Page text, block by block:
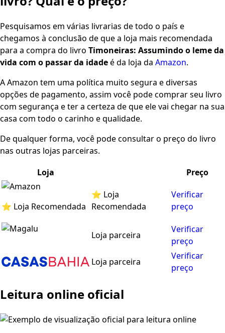
Pesquisamos em várias livrarias de todo o país e
chegamos à conclusão de que a loja mais recomendada
para a compra do livro Timoneiras: Assumindo o leme da
vida com o passar da idadeé da loja da Amazon.
A Amazon tem uma política muito segura e diversas
opções de pagamento, assim você pode comprar seu livro
com segurança e ter a certeza de que ele vai chegar na sua
casa com todo o carinho e qualidade.
De qualquer forma, você pode consultar o preço do livro
nas outras lojas parceiras.
Loja
Preço
⭐ Loja Recomendada
⭐ Loja
Recomendada
Verificar
preço
Loja parceira
Verificar
preço
Loja parceira
Verificar
preço
Leitura online oficial